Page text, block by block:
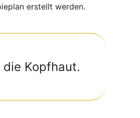
erstellt werden.
Kopfhaut.